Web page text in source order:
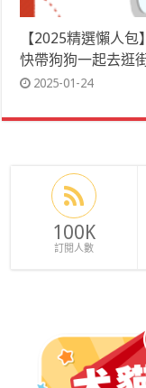
【2025精選懶人
快帶狗狗一起去逛
2025-01-24
100K
訂閱人數